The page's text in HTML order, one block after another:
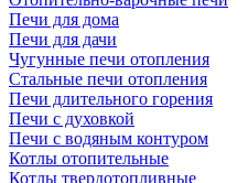
Печи для дома
Печи для дачи
Чугунные печи отопления
Стальные печи отопления
Печи длительного горения
Печи с духовкой
Печи с водяным контуром
Котлы отопительные
Котлы твердотопливные